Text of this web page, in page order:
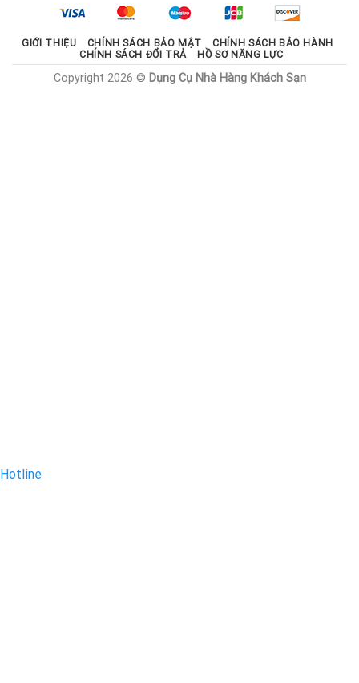
1.785.000 ₫.
GIỚI THIỆU CHÍNH SÁCH BẢO MẬT
CHÍNH SÁCH BẢO HÀNH
CHÍNH SÁCH ĐỔI TRẢ
HỒ SƠ NĂNG LỰC
Copyright 2026 © Dụng Cụ Nhà Hàng Khách Sạn
Hotline